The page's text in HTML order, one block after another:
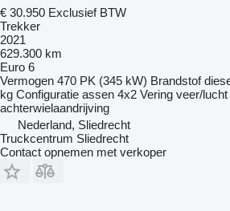
€ 30.950 Exclusief BTW
Trekker
2021
629.300 km
Euro 6
Vermogen 470 PK (345 kW) Brandstof
kg Configuratie assen 4x2 Vering veer/lucht
achterwielaandrijving
Nederland, Sliedrecht
Truckcentrum Sliedrecht
Contact opnemen met verkoper